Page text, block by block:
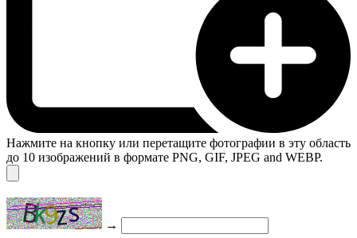
Нажмите на кнопку или перетащите фотографии в эту область
до 10 изображений в формате PNG, GIF, JPEG and WEBP.
→